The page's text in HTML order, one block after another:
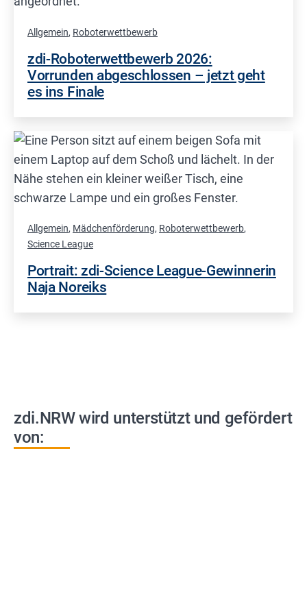
Allgemein, Roboterwettbewerb
zdi-Roboterwettbewerb 2026:
Vorrunden abgeschlossen – jetzt geht
es ins Finale
Allgemein, Mädchenförderung, Roboterwettbewerb,
Science League
Portrait: zdi-Science League-Gewinnerin
Naja Noreiks
zdi.NRW wird unterstützt und gefördert
von: